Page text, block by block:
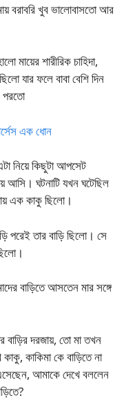
বরাবরি খুব ভালোবাসতো আর
মায়ের শারীরিক চাহিদা,
যার ফলে বাবা বেশি দিন
পরতো
এক ধোন
নিয়ে কিছুটা আপসেট
ঘটনাটি যখন ঘটেছিল
এক কাকু ছিলো।
তার বাড়ি ছিলো। সে
বাড়িতে আসতেন মার সঙ্গে
বাড়ির দরজায়, তো মা তখন
কাকিমা কে বাড়িতে না
আমাকে দেখে বললেন